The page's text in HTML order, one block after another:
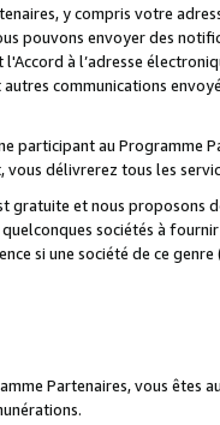
y compris votre
pouvons envoyer des
à l’adresse
communications
participant au
vous délivrerez tous les
gratuite et nous proposons
sociétés à
si une société de ce
Partenaires, vous êtes